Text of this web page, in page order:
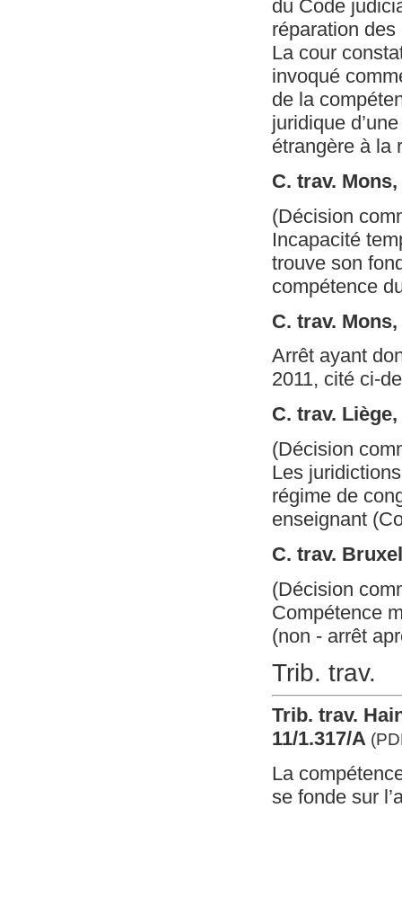
du Code
réparation des
La cour
invoqué
de la
juridique
étrangère à la
C. trav.
(Décision
Incapacité
trouve son
compétence
C. trav.
Arrêt ayant
2011, cité ci-
C. trav.
(Décision
Les
régime de
enseignant
C. trav.
(Décision
Compétence
(non - arrêt
Trib. trav.
Trib. trav.
11/1.317/A
La
se fonde sur